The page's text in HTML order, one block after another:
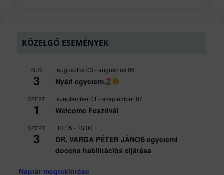
KÖZELGŐ ESEMÉNYEK
AUG
3
augusztus 03 -augusztus 06
Nyári egyetem
SZEPT
1
szeptember 01 -szeptember 02
Welcome Fesztivál
SZEPT
3
10:15 - 13:00
DR. VARGA PÉTER JÁNOS egyetemi
docens habilitációs eljárása
Naptár megtekintése